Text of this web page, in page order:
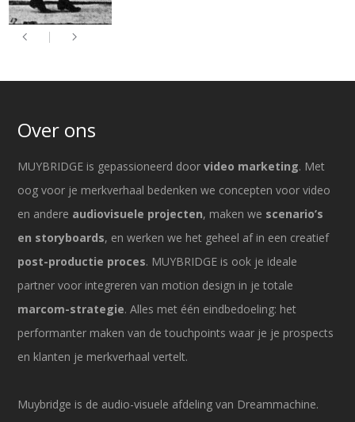
Over ons
MUYBRIDGE is gepassioneerd doorvideo marketing. Met
oog voor je merkverhaal bedenken we concepten voor video
en andere audiovisuele projecten, maken we scenario’s
en storyboards, en werken we het geheel af in een creatief
post-productie proces. MUYBRIDGE is ook je ideale
partner voor integreren van motion design in je totale
marcom-strategie. Alles met één eindbedoeling: het
performanter maken van de touchpoints waar je je prospects
en klanten je merkverhaal vertelt.
Muybridge is de audio-visuele afdeling van Dreammachine.